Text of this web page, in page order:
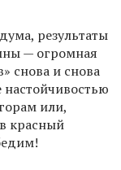
результаты
— огромная
снова и снова
или,
красный